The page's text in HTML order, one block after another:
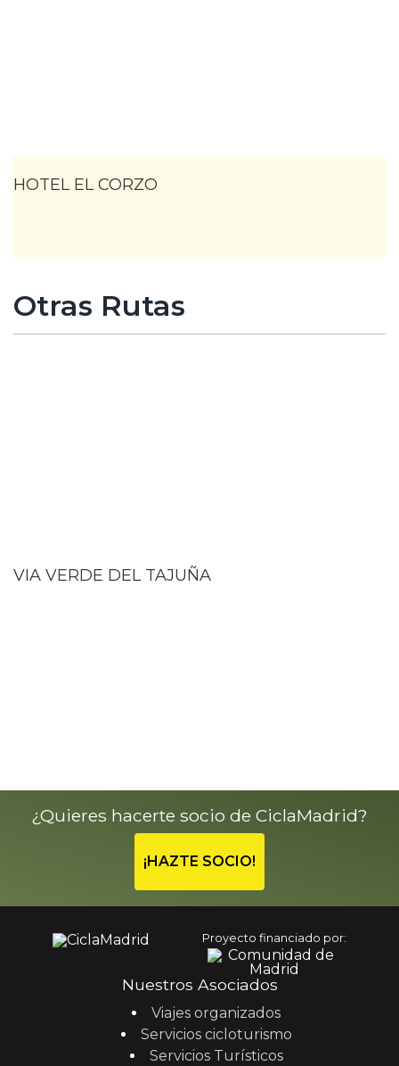
HOTEL EL CORZO
Otras Rutas
VIA VERDE DEL TAJUÑA
¿Quieres hacerte socio de CiclaMadrid?
¡HAZTE SOCIO!
Proyecto financiado por:
Nuestros Asociados
Viajes organizados
Servicios cicloturismo
Servicios Turísticos